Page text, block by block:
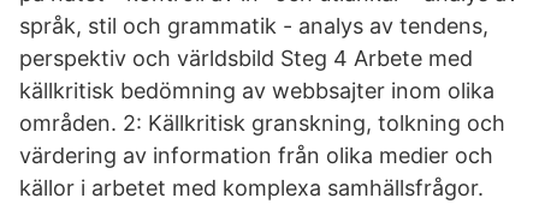
språk, stil och grammatik - analys av tendens,
perspektiv och världsbild Steg 4 Arbete med
källkritisk bedömning av webbsajter inom olika
områden. 2: Källkritisk granskning, tolkning och
värdering av information från olika medier och
källor i arbetet med komplexa samhällsfrågor.